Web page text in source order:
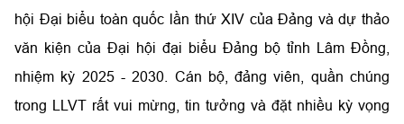
hội Đại biểu toàn quốc lần thứ XIV của Đảng và dự thảo
văn kiện của Đại hội đại biểu Đảng bộ tỉnh Lâm Đồng,
nhiệm kỳ 2025 - 2030. Cán bộ, đảng viên, quần chúng
trong LLVT rất vui mừng, tin tưởng và đặt nhiều kỳ vọng